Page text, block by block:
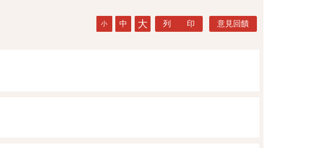
小 中 大 列 印 意見回饋